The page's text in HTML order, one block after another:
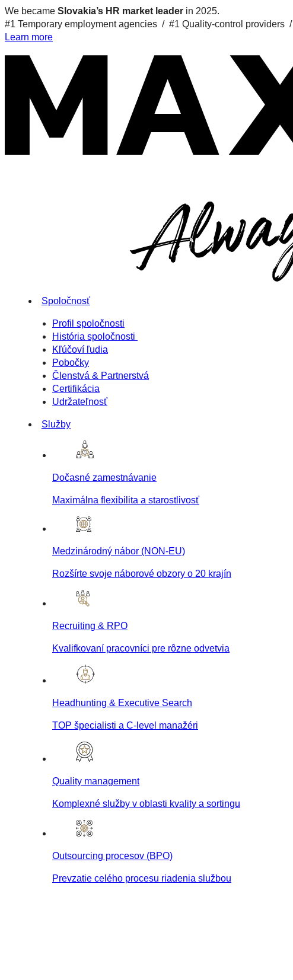
We became Slovakia’s HR market leader in 2025.
#1 Temporary employment agencies / #1 Quality-control providers /
Learn more
Spoločnosť
Profil spoločnosti
História spoločnosti
Kľúčoví ľudia
Pobočky
Členstvá & Partnerstvá
Certifikácia
Udržateľnosť
Služby
Dočasné zamestnávanie
Maximálna flexibilita a starostlivosť
Medzinárodný nábor (NON-EU)
Rozšírte svoje náborové obzory o 20 krajín
Recruiting & RPO
Kvalifkovaní pracovníci pre rôzne odvetvia
Headhunting & Executive Search
TOP špecialisti a C-level manažéri
Quality management
Komplexné služby v oblasti kvality a sortingu
Outsourcing procesov (BPO)
Prevzatie celého procesu riadenia službou